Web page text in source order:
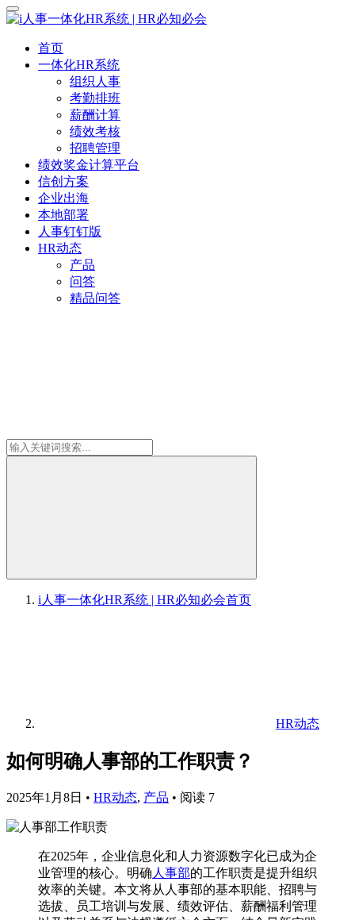
首页
一体化HR系统
组织人事
考勤排班
薪酬计算
绩效考核
招聘管理
绩效奖金计算平台
信创方案
企业出海
本地部署
人事钉钉版
HR动态
产品
问答
精品问答
i人事一体化HR系统 | HR必知必会首页
HR动态
如何明确人事部的工作职责？
2025年1月8日 • HR动态, 产品 • 阅读 7
在2025年，企业信息化和人力资源数字化已成为企
业管理的核心。明确 人事部的工作职责是提升组织
效率的关键。本文将从人事部的基本职能、招聘与
选拔、员工培训与发展、绩效评估、薪酬福利管理